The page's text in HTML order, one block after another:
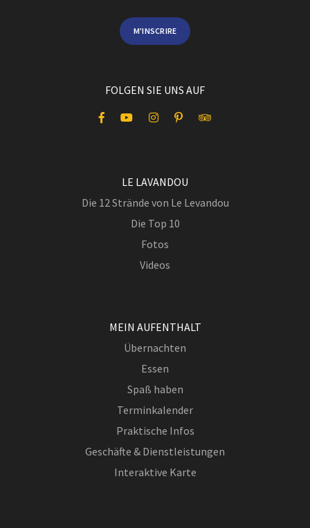
M'INSCRIRE
FOLGEN SIE UNS AUF
LE LAVANDOU
Die 12 Strände von Le Levandou
Die Top 10
Fotos
Videos
MEIN AUFENTHALT
Übernachten
Essen
Spaß haben
Terminkalender
Praktische Infos
Geschäfte & Dienstleistungen
Interaktive Karte